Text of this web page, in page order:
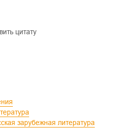
цитату
зарубежная литература